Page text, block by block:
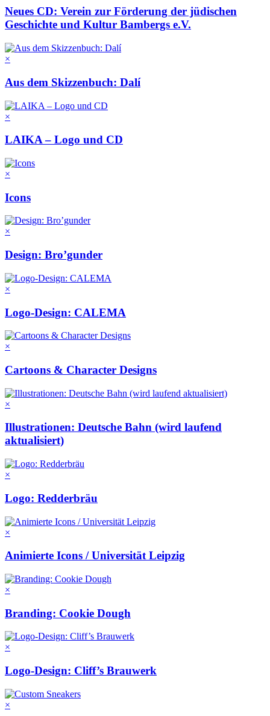
Neues CD: Verein zur Förderung der jüdischen
Geschichte und Kultur Bambergs e.V.
×
Aus dem Skizzenbuch: Dalí
×
LAIKA – Logo und CD
×
Icons
×
Design: Bro’gunder
×
Logo-Design: CALEMA
×
Cartoons & Character Designs
×
Illustrationen: Deutsche Bahn (wird laufend
aktualisiert)
×
Logo: Redderbräu
×
Animierte Icons / Universität Leipzig
×
Branding: Cookie Dough
×
Logo-Design: Cliff’s Brauwerk
×